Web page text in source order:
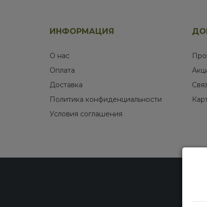
ИНФОРМАЦИЯ
О нас
Оплата
Доставка
Политика конфиденциальности
Условия соглашения